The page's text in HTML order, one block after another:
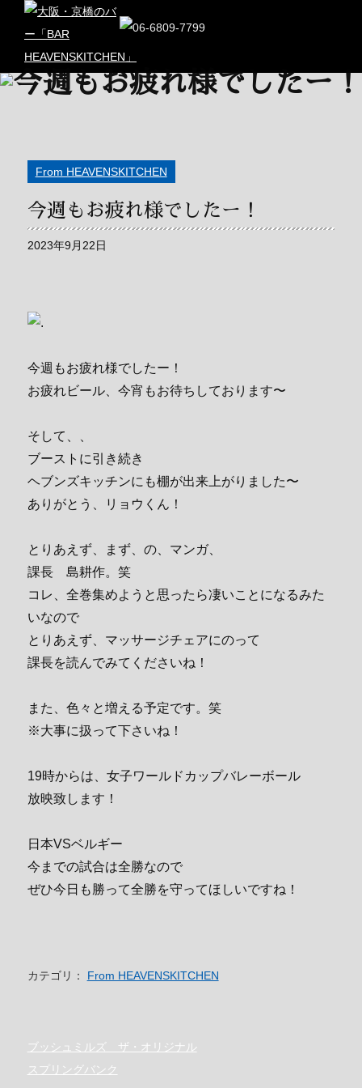
From HEAVENSKITCHEN
今週もお疲れ様でしたー！
2023年9月22日
今週もお疲れ様でしたー！
お疲れビール、今宵もお待ちしております〜
そして、、
ブーストに引き続き
ヘブンズキッチンにも棚が出来上がりました〜
ありがとう、リョウくん！
とりあえず、まず、の、マンガ、
課長 島耕作。笑
コレ、全巻集めようと思ったら凄いことになるみた
いなので
とりあえず、マッサージチェアにのって
課長を読んでみてくださいね！
また、色々と増える予定です。笑
※大事に扱って下さいね！
19時からは、女子ワールドカップバレーボール
放映致します！
日本VSベルギー
今までの試合は全勝なので
ぜひ今日も勝って全勝を守ってほしいですね！
カテゴリ： From HEAVENSKITCHEN
ブッシュミルズ ザ・オリジナル
スプリングバンク